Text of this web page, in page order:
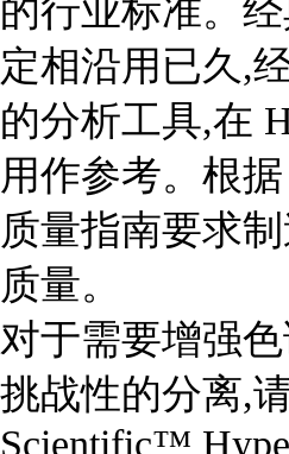
的行业标准。经
定相沿用已久,
的分析工具,在
用作参考。根
质量指南要求
质量。
对于需要增强
挑战性的分离,
Scientific™